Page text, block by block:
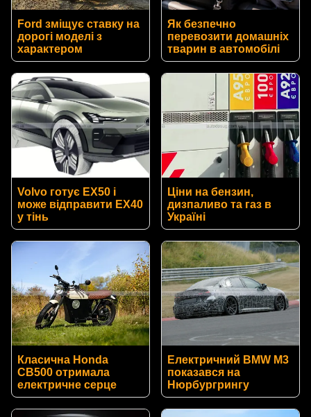
Ford зміщує ставку на
дорогі моделі з
характером
Як безпечно
перевозити домашніх
тварин в автомобілі
Volvo готує EX50 і
може відправити EX40
у тінь
Ціни на бензин,
дизпаливо та газ в
Україні
Класична Honda
CB500 отримала
електричне серце
Електричний BMW M3
показався на
Нюрбургрингу